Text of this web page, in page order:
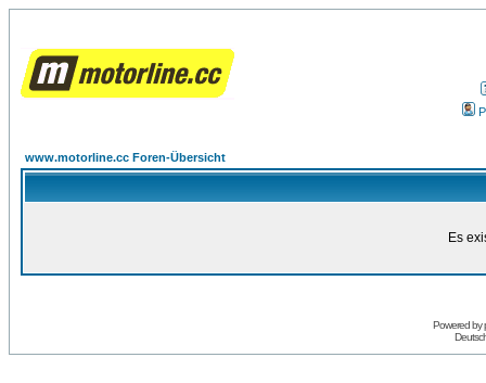
www.motorline.cc Foren-Übersicht
Es
Powered by